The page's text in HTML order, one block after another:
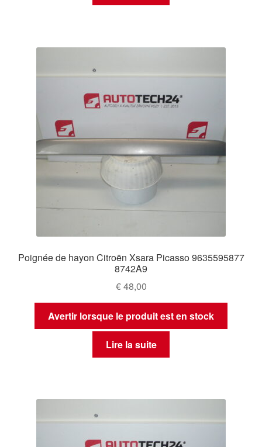
Poignée de hayon Citroën Xsara Picasso 9635595877
8742A9
€48,00
Avertir lorsque le produit est en stock
Lire la suite